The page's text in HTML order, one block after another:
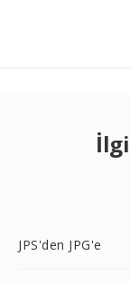
JPS'den JPG'e